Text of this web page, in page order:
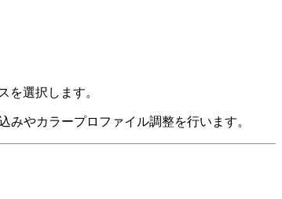
を選択します。
みやカラープロファイル調整を行います。